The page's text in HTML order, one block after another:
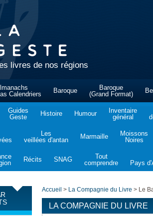
livres de nos régions
Calendriers
Baroque
Baroque
(Grand Format)
Guides
Geste
Histoire Humour
Inventaire
général
Les
veillées d'antan
Marmaille
Moissons
Noires
Récits SNAG
Tout
comprendre
Pays
Accueil > La Compagnie du Livre > Le
LA COMPAGNIE DU LIVRE